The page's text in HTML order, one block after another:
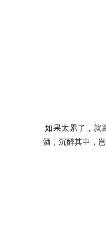
如果太累了，就
酒，沉醉其中，岂